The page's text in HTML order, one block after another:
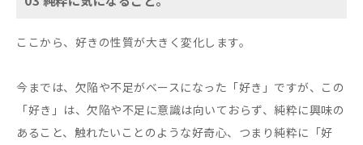
ここから、好きの性質が大きく変化します。
今までは、欠陥や不足がベースになった「好き」ですが、この
「好き」は、欠陥や不足に意識は向いておらず、純粋に興味の
あること、触れたいことのような好奇心、つまり純粋に「好